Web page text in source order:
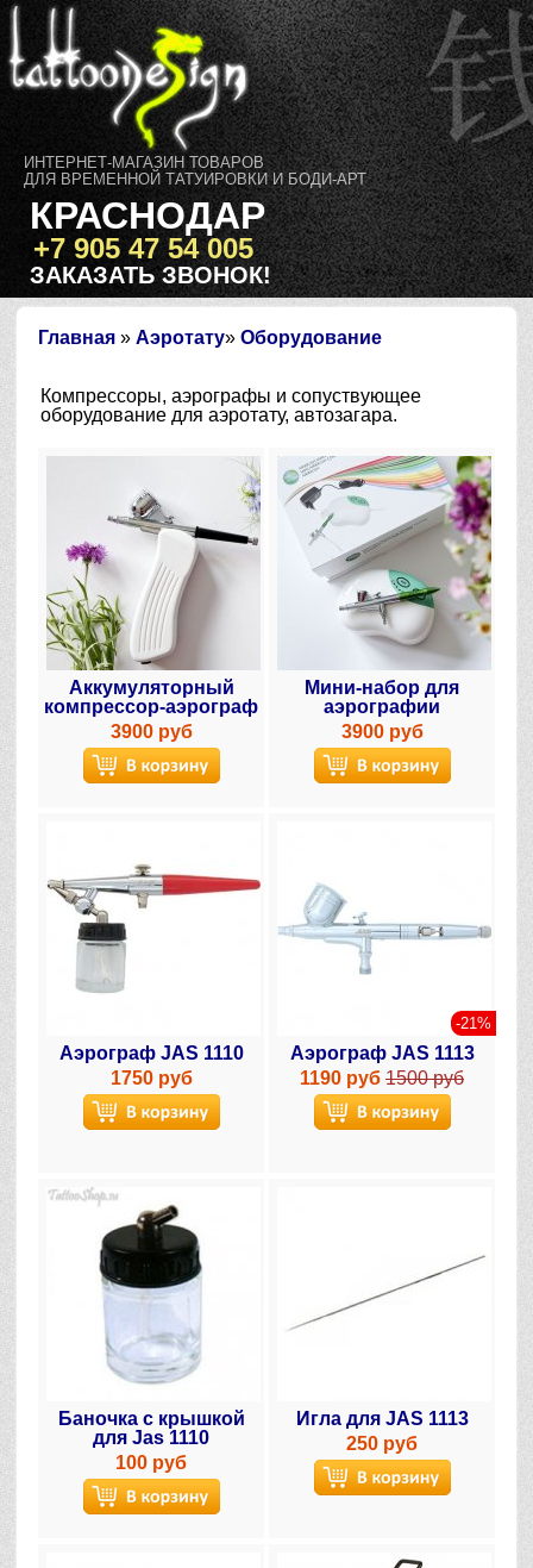
ИНТЕРНЕТ-МАГАЗИН ТОВАРОВ
ДЛЯ ВРЕМЕННОЙ ТАТУИРОВКИ И БОДИ-АРТ
КРАСНОДАР
+7 905 47 54 005
ЗАКАЗАТЬ ЗВОНОК!
Главная »Аэротату»Оборудование
Компрессоры, аэрографы и сопуствующее
оборудование для аэротату, автозагара.
Аккумуляторный
компрессор-аэрограф
3900 руб
Мини-набор для
аэрографии
3900 руб
Аэрограф JAS 1110
1750 руб
-21%
Аэрограф JAS 1113
1190 руб 1500 руб
Баночка с крышкой
для Jas 1110
100 руб
Игла для JAS 1113
250 руб